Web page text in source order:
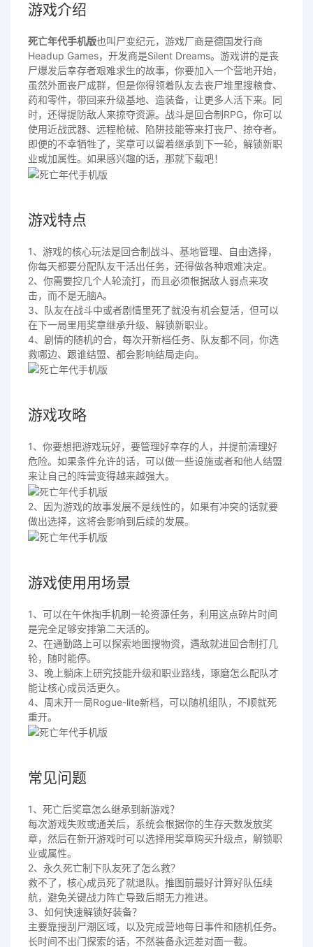
游戏介绍
死亡年代手机版也叫尸变纪元，游戏厂商是德国发行商
Headup Games，开发商是Silent Dreams。游戏讲的是丧
尸爆发后幸存者艰难求生的故事，你要加入一个营地开始，
虽然外面丧尸成群，但是你得领着队友去丧尸堆里搜粮食、
药和零件，带回来升级基地、造装备，让更多人活下来。同
时，还得提防敌人来掠夺资源。战斗是回合制RPG，你可以
使用近战武器、远程枪械、陷阱技能等来打丧尸、掠夺者。
即便的不幸牺牲了，奖章可以留着继承到下一轮，解锁新职
业或加属性。如果感兴趣的话，那就下载吧！
游戏特点
1、游戏的核心玩法是回合制战斗、基地管理、自由选择，
你每天都要分配队友干活出任务，还得做各种艰难决定。
2、你需要控几个人轮流打，而且必须根据敌人弱点来攻
击，而不是无脑A。
3、队友在战斗中或者剧情里死了就没有机会复活，但可以
在下一局里用奖章继承升级、解锁新职业。
4、剧情的随机的合，每次开新档任务、队友都不同，你选
救哪边、跟谁结盟、都会影响结局走向。
游戏攻略
1、你要想把游戏玩好，要管理好幸存的人，并提前清理好
危险。如果条件允许的话，可以做一些设施或者和他人结盟
来让自己的阵营变得越来越强大。
2、因为游戏的故事发展不是线性的，如果有冲突的话就要
做出选择，这将会影响到后续的发展。
游戏使用用场景
1、可以在午休掏手机刷一轮资源任务，利用这点碎片时间
是完全足够安排第二天活的。
2、在通勤路上可以探索地图搜物资，遇敌就进回合制打几
轮，随时能停。
3、晚上躺床上研究技能升级和职业路线，琢磨怎么配队才
能让核心成员活更久。
4、周末开一局Rogue-lite新档，可以随机组队，不顺就死
重开。
常见问题
1、死亡后奖章怎么继承到新游戏？
每次游戏失败或通关后，系统会根据你的生存天数发放奖
章，然后在新开游戏时可以选择用奖章购买升级点，解锁职
业或属性。
2、永久死亡制下队友死了怎么救？
救不了，核心成员死了就退队。推图前最好计算好队伍续
航，避免关键战力阵亡导致后期无力推进。
3、如何快速解锁好装备？
主要靠搜刮尸潮区域，以及完成营地每日事件和随机任务。
长时间不出门探索的话，不然装备永远差对面一截。